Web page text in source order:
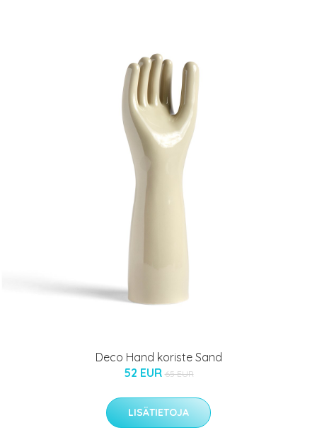
Deco Hand koriste Sand
52 EUR 65 EUR
LISÄTIETOJA